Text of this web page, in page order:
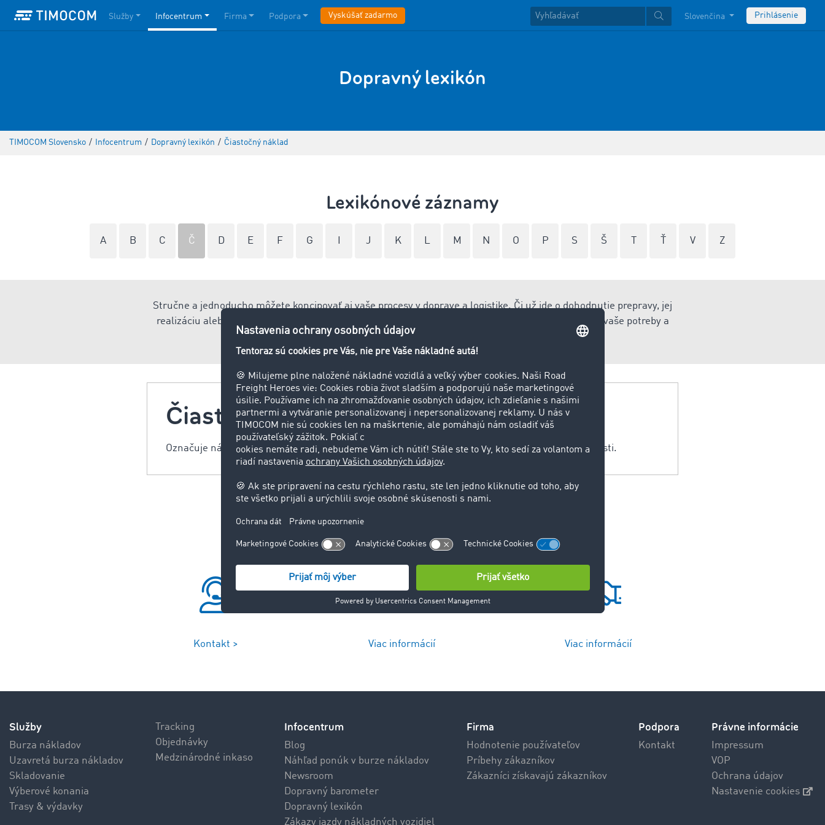
Služby Infocentrum Firma Podpora Vyskúšať zadarmo Slovenčina Prihlásenie
Dopravný lexikón
TIMOCOM Slovensko / Infocentrum / Dopravný lexikón / Čiastočný náklad
Lexikónové záznamy
A B C Č D E F G J K L M N O P S Š V Z
Stručne a jednoducho môžete koncipovať aj vaše procesy v doprave a logistike. Či už ide o dohodnutie prepravy, jej
realizáciu alebo spravovanie objednávok, v
nájdete vhodné použitie pre vaše potreby a
úroveň digitalizácie.
Čiastočný náklad
Označuje náklad, ktorý nákladný automobil nevyťaží kompletne (kompletný náklad), ale iba z časti.
Kontakt > Viac informácií Viac informácií
Služby
Burza nákladov
Uzavretá burza nákladov
Skladovanie
Výberové konania
Trasy & výdavky
Tracking
Objednávky
Medzinárodné inkaso
Infocentrum
Blog
Náhľad ponúk v burze nákladov
Newsroom
Dopravný barometer
Dopravný lexikón
Zákazy jazdy nákladných vozidiel
Firma
Hodnotenie používateľov
Príbehy zákazníkov
Zákazníci získavajú zákazníkov
Podpora
Kontakt
Právne informácie
Impressum
VOP
Ochrana údajov
Nastavenie cookies